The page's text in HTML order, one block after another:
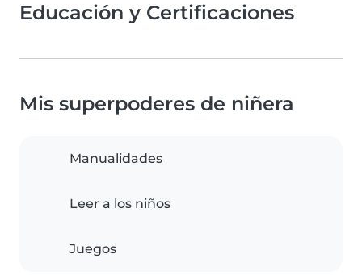
Educación y Certificaciones
Mis superpoderes de niñera
Manualidades
Leer a los niños
Juegos